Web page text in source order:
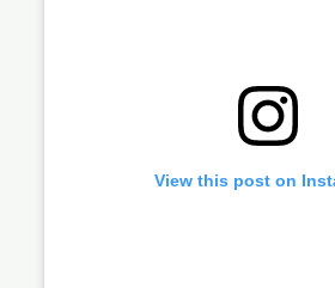
View this post on